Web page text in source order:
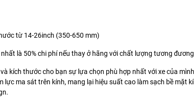
từ 14-26inch (350-650 mm)
là 50% chi phí nếu thay ở hãng với chất lượng tương
kích thước cho bạn sự lựa chọn phù hợp nhất với xe của
ma sát trên kính, mang lại hiệu suất cao làm sạch bề mặt